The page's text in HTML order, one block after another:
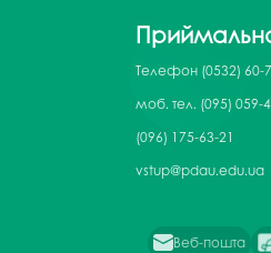
Телефон (0532) 60-
моб. тел. (095) 059-
(096) 175-63-21
vstup@pdau.edu.ua
Веб-пошта